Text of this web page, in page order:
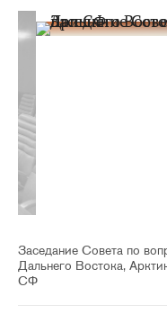
Заседание Совета по
Дальнего Востока,
СФ